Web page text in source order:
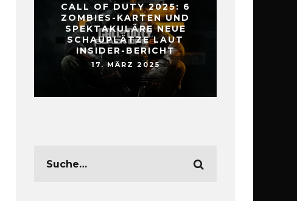
CALL OF DUTY 2025: 6
ZOMBIES-KARTEN UND
SPEKTAKULÄRE NEUE
SCHAUPLÄTZE LAUT
INSIDER-BERICHT
17. MÄRZ 2025